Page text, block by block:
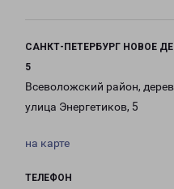
САНКТ-ПЕТЕРБУРГ НОВОЕ
5
Всеволожский район,
улица Энергетиков, 5
на карте
ТЕЛЕФОН